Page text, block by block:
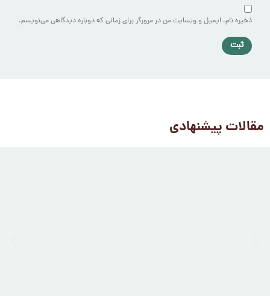
ذخیره نام، ایمیل و وبسایت من در مرورگر برای زمانی که دوباره دیدگاهی می‌نویسم.
مقالات پیشنهادی